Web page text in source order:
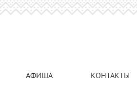
АФИША КОНТАКТЫ